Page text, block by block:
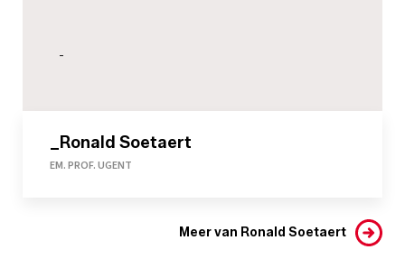
-
_Ronald Soetaert
EM. PROF. UGENT
Meer van Ronald Soetaert